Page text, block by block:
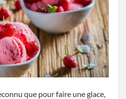
que pour faire une glace,